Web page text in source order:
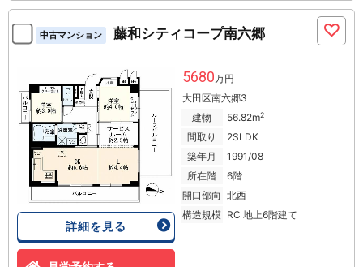
中古マンション 藤和シティコープ南六郷
詳細を見る
5680万円
大田区南六郷3
建物
56.82m2
間取り
2SLDK
築年月
1991/08
所在階
6階
開口部向 北西
構造規模 RC 地上6階建て